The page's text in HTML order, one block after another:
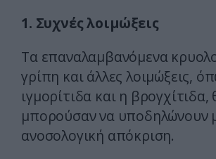
1. Συχνές λοιμώξεις
Τα επαναλαμβανόμενα
γρίπη και άλλες λοιμώξεις,
ιγμορίτιδα και η βρογχίτιδα,
μπορούσαν να υποδηλώνουν
ανοσολογική απόκριση.